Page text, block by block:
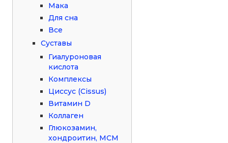
Мака
Для сна
Все
Суставы
Гиалуроновая
кислота
Комплексы
Циссус (Cissus)
Витамин D
Коллаген
Глюкозамин,
хондроитин, МСМ